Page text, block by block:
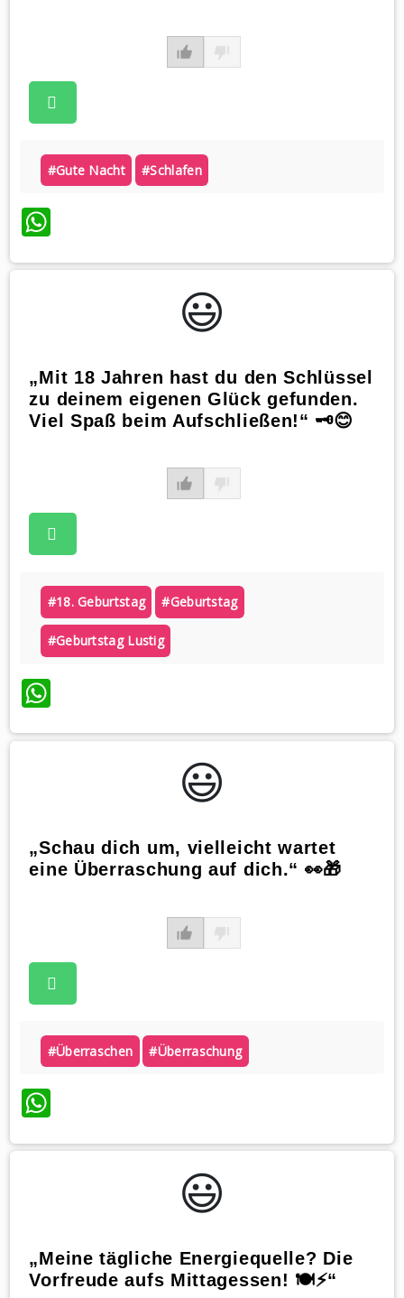
#gute Nacht #schlafen
WhatsApp
😃️
„Mit 18 Jahren hast du den Schlüssel
zu deinem eigenen Glück gefunden.
Viel Spaß beim Aufschließen!“ 🗝️😊
#18. Geburtstag #geburtstag
#geburtstag Lustig
WhatsApp
😃️
„Schau dich um, vielleicht wartet
eine Überraschung auf dich.“ 👀🎁
#überraschen #überraschung
WhatsApp
😃️
„Meine tägliche Energiequelle? Die
Vorfreude aufs Mittagessen! 🍽️⚡“